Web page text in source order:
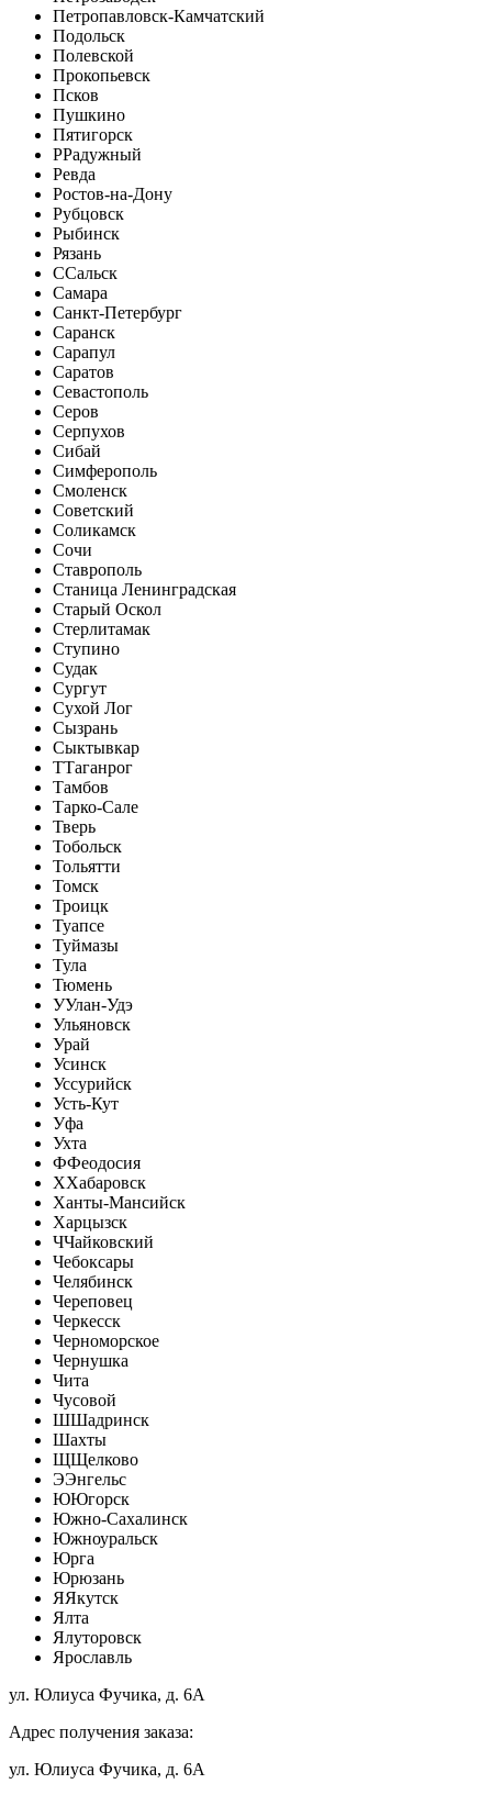
Петропавловск-Камчатский
Подольск
Полевской
Прокопьевск
Псков
Пушкино
Пятигорск
РРадужный
Ревда
Ростов-на-Дону
Рубцовск
Рыбинск
Рязань
ССальск
Самара
Санкт-Петербург
Саранск
Сарапул
Саратов
Севастополь
Серов
Серпухов
Сибай
Симферополь
Смоленск
Советский
Соликамск
Сочи
Ставрополь
Станица Ленинградская
Старый Оскол
Стерлитамак
Ступино
Судак
Сургут
Сухой Лог
Сызрань
Сыктывкар
ТТаганрог
Тамбов
Тарко-Сале
Тверь
Тобольск
Тольятти
Томск
Троицк
Туапсе
Туймазы
Тула
Тюмень
УУлан-Удэ
Ульяновск
Урай
Усинск
Уссурийск
Усть-Кут
Уфа
Ухта
ФФеодосия
ХХабаровск
Ханты-Мансийск
Харцызск
ЧЧайковский
Чебоксары
Челябинск
Череповец
Черкесск
Черноморское
Чернушка
Чита
Чусовой
ШШадринск
Шахты
ЩЩелково
ЭЭнгельс
ЮЮгорск
Южно-Сахалинск
Южноуральск
Юрга
Юрюзань
ЯЯкутск
Ялта
Ялуторовск
Ярославль
ул. Юлиуса Фучика, д. 6А
Адрес получения заказа:
ул. Юлиуса Фучика, д. 6А